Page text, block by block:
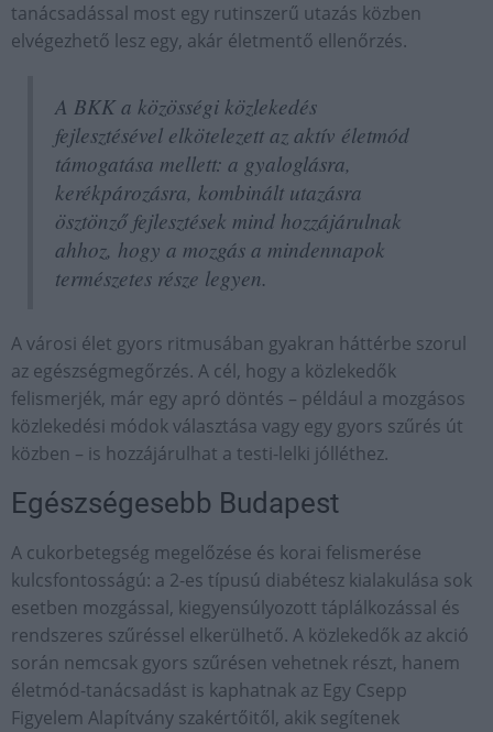
tanácsadással most egy rutinszerű utazás közben
elvégezhető lesz egy, akár életmentő ellenőrzés.
A BKK a közösségi közlekedés
fejlesztésével elkötelezett az aktív életmód
támogatása mellett: a gyaloglásra,
kerékpározásra, kombinált utazásra
ösztönző fejlesztések mind hozzájárulnak
ahhoz, hogy a mozgás a mindennapok
természetes része legyen.
A városi élet gyors ritmusában gyakran háttérbe szorul
az egészségmegőrzés. A cél, hogy a közlekedők
felismerjék, már egy apró döntés – például a mozgásos
közlekedési módok választása vagy egy gyors szűrés út
közben – is hozzájárulhat a testi-lelki jólléthez.
Egészségesebb Budapest
A cukorbetegség megelőzése és korai felismerése
kulcsfontosságú: a 2-es típusú diabétesz kialakulása sok
esetben mozgással, kiegyensúlyozott táplálkozással és
rendszeres szűréssel elkerülhető. A közlekedők az akció
során nemcsak gyors szűrésen vehetnek részt, hanem
életmód-tanácsadást is kaphatnak az Egy Csepp
Figyelem Alapítvány szakértőitől, akik segítenek